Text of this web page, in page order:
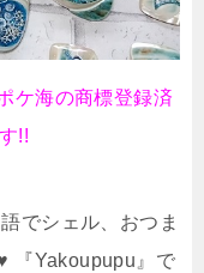
ケ海の商標登録済
!!
でシェル、おつま
『Yakoupupu』で